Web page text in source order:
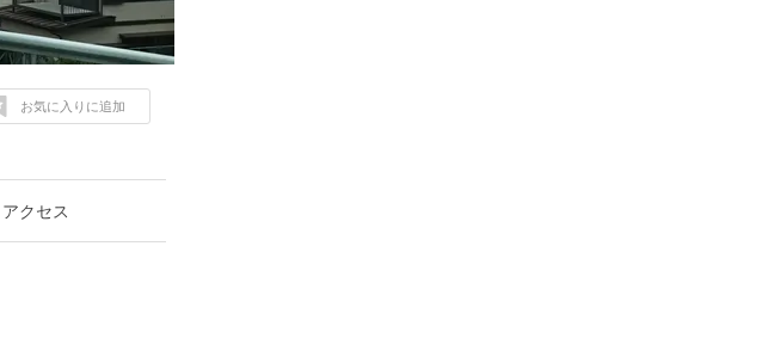
お気に入りに追加
アクセス